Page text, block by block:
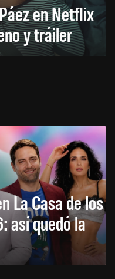
en Netflix
y tráiler
La Casa de los
así quedó la